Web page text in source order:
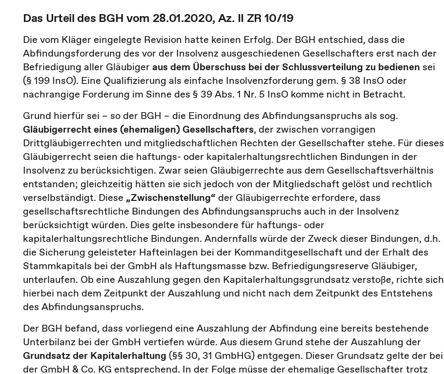
Das Urteil des BGH vom 28.01.2020, Az. II ZR 10/19
Die vom Kläger eingelegte Revision hatte keinen Erfolg. Der BGH entschied, dass die
Abfindungsforderung des vor der Insolvenz ausgeschiedenen Gesellschafters erst nach der
Befriedigung aller Gläubiger aus dem Überschuss bei der Schlussverteilung zu bedienen sei
(§ 199 InsO). Eine Qualifizierung als einfache Insolvenzforderung gem. § 38 InsO oder
nachrangige Forderung im Sinne des § 39 Abs. 1 Nr. 5 InsO komme nicht in Betracht.
Grund hierfür sei – so der BGH – die Einordnung des Abfindungsanspruchs als sog.
Gläubigerrecht eines (ehemaligen) Gesellschafters, der zwischen vorrangigen
Drittgläubigerrechten und mitgliedschaftlichen Rechten der Gesellschafter stehe. Für dieses
Gläubigerrecht seien die haftungs- oder kapitalerhaltungsrechtlichen Bindungen in der
Insolvenz zu berücksichtigen. Zwar seien Gläubigerrechte aus dem Gesellschaftsverhältnis
entstanden; gleichzeitig hätten sie sich jedoch von der Mitgliedschaft gelöst und rechtlich
verselbständigt. Diese „Zwischenstellung“ der Gläubigerrechte erfordere, dass
gesellschaftsrechtliche Bindungen des Abfindungsanspruchs auch in der Insolvenz
berücksichtigt würden. Dies gelte insbesondere für haftungs- oder
kapitalerhaltungsrechtliche Bindungen. Andernfalls würde der Zweck dieser Bindungen, d.h.
die Sicherung geleisteter Hafteinlagen bei der Kommanditgesellschaft und der Erhalt des
Stammkapitals bei der GmbH als Haftungsmasse bzw. Befriedigungsreserve Gläubiger,
unterlaufen. Ob eine Auszahlung gegen den Kapitalerhaltungsgrundsatz verstoße, richte sich
hierbei nach dem Zeitpunkt der Auszahlung und nicht nach dem Zeitpunkt des Entstehens
des Abfindungsanspruchs.
Der BGH befand, dass vorliegend eine Auszahlung der Abfindung eine bereits bestehende
Unterbilanz bei der GmbH vertiefen würde. Aus diesem Grund stehe der Auszahlung der
Grundsatz der Kapitalerhaltung (§§ 30, 31 GmbHG) entgegen. Dieser Grundsatz gelte der bei
der GmbH & Co. KG entsprechend. In der Folge müsse der ehemalige Gesellschafter trotz